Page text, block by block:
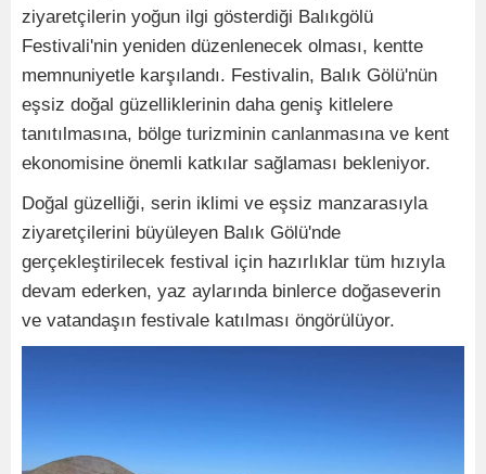
ziyaretçilerin yoğun ilgi gösterdiği Balıkgölü
Festivali'nin yeniden düzenlenecek olması, kentte
memnuniyetle karşılandı. Festivalin, Balık Gölü'nün
eşsiz doğal güzelliklerinin daha geniş kitlelere
tanıtılmasına, bölge turizminin canlanmasına ve kent
ekonomisine önemli katkılar sağlaması bekleniyor.
Doğal güzelliği, serin iklimi ve eşsiz manzarasıyla
ziyaretçilerini büyüleyen Balık Gölü'nde
gerçekleştirilecek festival için hazırlıklar tüm hızıyla
devam ederken, yaz aylarında binlerce doğaseverin
ve vatandaşın festivale katılması öngörülüyor.